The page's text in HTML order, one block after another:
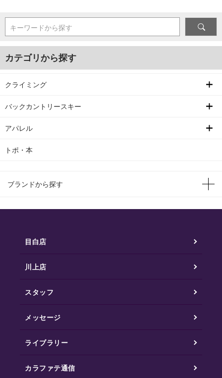
キーワードから探す
カテゴリから探す
クライミング
バックカントリースキー
アパレル
トポ・本
ブランドから探す
目白店
川上店
スタッフ
メッセージ
ライブラリー
カラファテ通信